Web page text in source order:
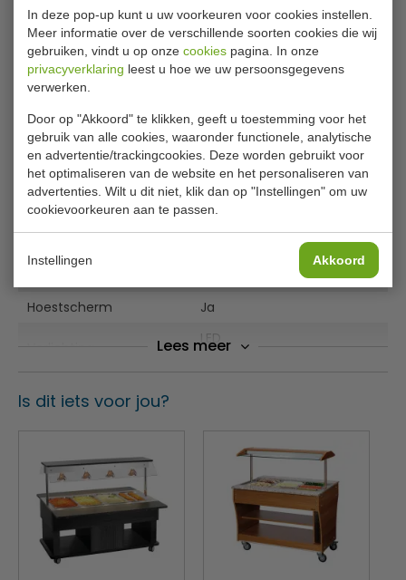
In deze pop-up kunt u uw voorkeuren voor cookies instellen.
Meer informatie over de verschillende soorten cookies die wij
gebruiken, vindt u op onze cookies pagina. In onze
privacyverklaring leest u hoe we uw persoonsgegevens
verwerken.
Door op "Akkoord" te klikken, geeft u toestemming voor het
gebruik van alle cookies, waaronder functionele, analytische
en advertentie/trackingcookies. Deze worden gebruikt voor
het optimaliseren van de website en het personaliseren van
advertenties. Wilt u dit niet, klik dan op "Instellingen" om uw
cookievoorkeuren aan te passen.
Instellingen Akkoord
Afmeting H x B x D
152 x 149,5 x 125 cm
Inhoud
4x 1/1 GN
Aansluitwaarde
3.016 kW
Frequentie
50 Hz
Temperatuurbereik
30°C tot 90°C
Bakformaat, GN-
formaat
4 x 1/1 GN
Hoestscherm
Ja
LED
Leveringstoestand
Eigenschappen
Kleur
Lees meer
Is dit iets voor jou?